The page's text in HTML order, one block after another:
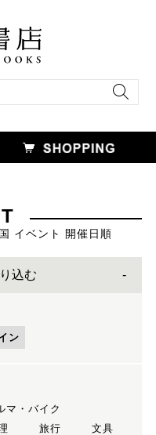
イベント 開催日順
込む
ン
マ・バイク
旅行
文具